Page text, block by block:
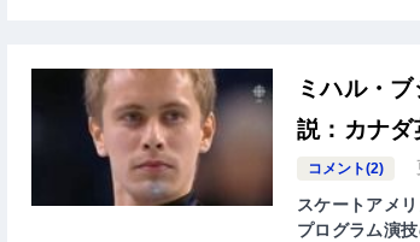
ミハル・
説：カナダ
コメント(2)
スケートアメ
プログラム演技